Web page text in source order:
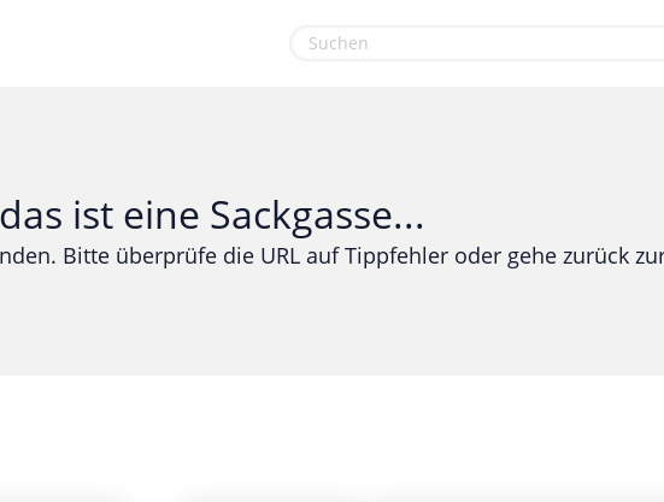
& Beauty
& Internet
ist eine Sackgasse...
Bitte überprüfe die URL auf Tippfehler oder gehe zurück